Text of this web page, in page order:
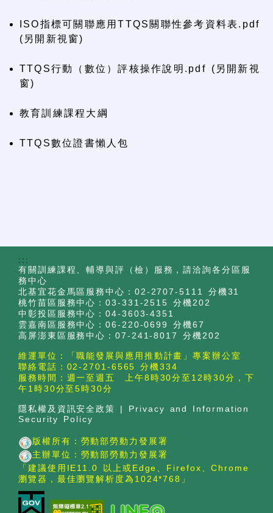
ISO指標可關聯應用TTQS關聯性參考資料表.pdf
(另開新視窗)
TTQS行動（數位）評核操作說明.pdf (另開新視
窗)
教育訓練課程大綱
TTQS數位證書懶人包
:::
有關訓練課程、輔導與評（檢）服務，請洽詢各分區服
務中心
北基宜花金馬區服務中心：02-2707-5111 分機31
桃竹苗區服務中心：03-331-2515 分機202
中彰投區服務中心：04-3603-4351
雲嘉南區服務中心：06-220-0699 分機67
高屏澎東區服務中心：07-241-8017 分機202
維運單位：「職能發展與應用推動計畫」專案辦公室
聯絡電話：02-2701-6565 分機334
服務時間：週一至週五 上午8時30分至12時30分，下
午1時30分至5時30分
隱私權及資訊安全政策
Privacy and Information
Security Policy
版權所有：勞動部勞動力發展署
主辦單位：勞動部勞動力發展署
「建議使用IE11.0 以上或Edge、Firefox、Chrome
瀏覽器，最佳瀏覽解析度為1024*768」